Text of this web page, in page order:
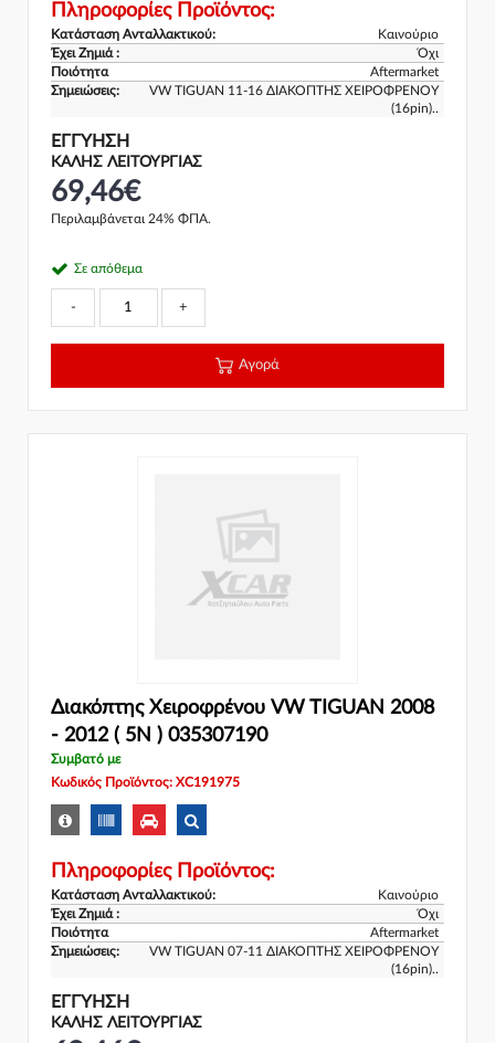
Πληροφορίες Προϊόντος:
Κατάσταση Ανταλλακτικού:
Καινούριο
Έχει Ζημιά :
Όχι
Ποιότητα
Aftermarket
Σημειώσεις:
VW TIGUAN 11-16 ΔΙΑΚΟΠΤΗΣ ΧΕΙΡΟΦΡΕΝΟΥ
(16pin)..
ΕΓΓΎΗΣΗ
ΚΑΛΗΣ ΛΕΙΤΟΥΡΓΙΑΣ
69,46€
Περιλαμβάνεται 24% ΦΠΑ.
Σε απόθεμα
- +
Αγορά
Διακόπτης Χειροφρένου VW TIGUAN 2008
- 2012 ( 5N ) 035307190
Συμβατό με
Κωδικός Προϊόντος: XC191975
Πληροφορίες Προϊόντος:
Κατάσταση Ανταλλακτικού:
Καινούριο
Έχει Ζημιά :
Όχι
Ποιότητα
Aftermarket
Σημειώσεις:
VW TIGUAN 07-11 ΔΙΑΚΟΠΤΗΣ ΧΕΙΡΟΦΡΕΝΟΥ
(16pin)..
ΕΓΓΎΗΣΗ
ΚΑΛΗΣ ΛΕΙΤΟΥΡΓΙΑΣ